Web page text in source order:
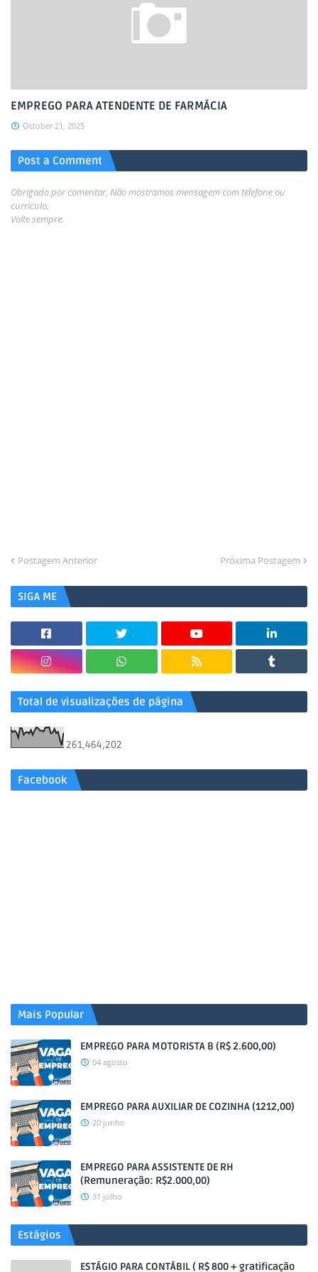
EMPREGO PARA ATENDENTE DE FARMÁCIA
October 21, 2025
Post a Comment
Obrigado por comentar. Não mostramos mensagem com telefone ou
currículo.
Volte sempre.
Postagem Anterior Próxima Postagem
SIGA ME
Total de visualizações de página
261,464,202
Facebook
Mais Popular
EMPREGO PARA MOTORISTA B (R$ 2.600,00)
04 agosto
EMPREGO PARA AUXILIAR DE COZINHA (1212,00)
20 junho
EMPREGO PARA ASSISTENTE DE RH
(Remuneração: R$2.000,00)
31 julho
Estágios
ESTÁGIO PARA CONTÁBIL ( R$ 800 + gratificação